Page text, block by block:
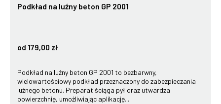
Podkład na luźny beton GP 2001
od 179,00 zł
Podkład na luźny beton GP 2001 to bezbarwny,
wielowartościowy podkład przeznaczony do zabezpieczania
luźnego betonu. Preparat ściąga pył oraz utwardza
powierzchnię, umożliwiając aplikację...